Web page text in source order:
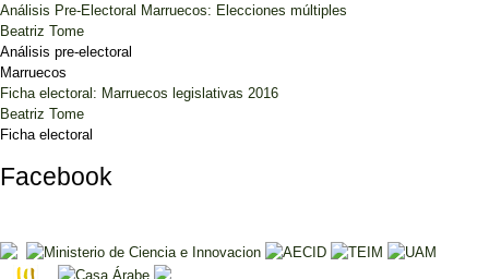
Análisis Pre-Electoral Marruecos: Elecciones múltiples
Beatriz Tome
Análisis pre-electoral
Marruecos
Ficha electoral: Marruecos legislativas 2016
Beatriz Tome
Ficha electoral
Facebook